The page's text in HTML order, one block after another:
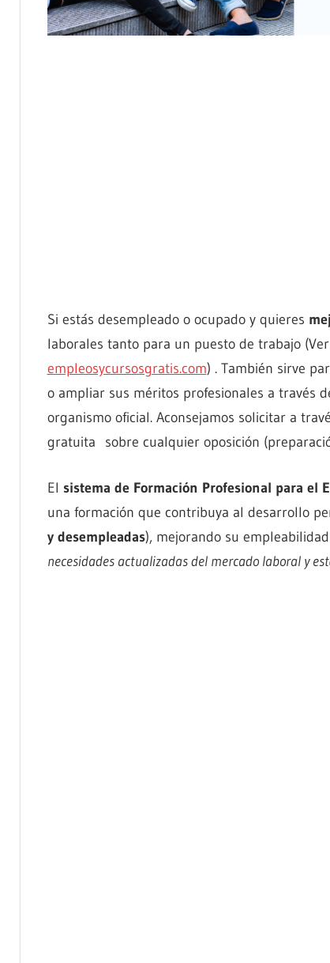
Si estás desempleado o ocupado y quieres
laborales tanto para un puesto de trabajo
empleosycursosgratis.com) . También sirve
o ampliar sus méritos profesionales a través
organismo oficial. Aconsejamos solicitar a
gratuita sobre cualquier oposición
El sistema de Formación Profesional para el
una formación que contribuya al desarrollo
y desempleadas), mejorando su
necesidades actualizadas del mercado laboral y